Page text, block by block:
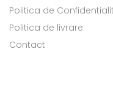
Politica de
Politica de livrare
Contact